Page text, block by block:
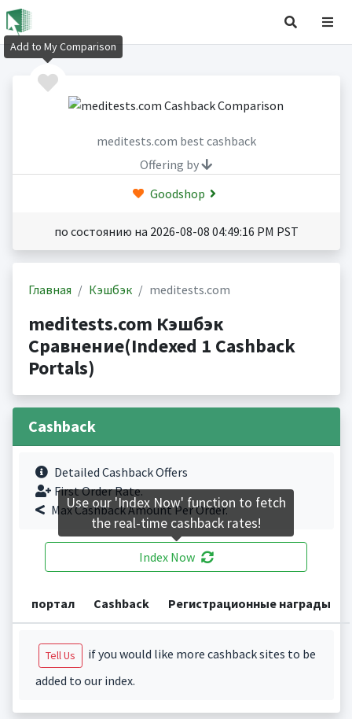
meditests.com best cashback
Offering by
Goodshop
по состоянию на 2026-08-08 04:49:16 PM PST
Главная Кэшбэк meditests.com
meditests.com Кэшбэк
Сравнение(Indexed 1 Cashback
Portals)
Cashback
Detailed Cashback Offers
First Order Rate.
Max Cashback Amount Per Order.
Index Now
портал Cashback Регистрационные награды
Tell Us
if you would like more cashback sites to be
added to our index.
Add to My Comparison
Use our 'Index Now' function to fetch
the real-time cashback rates!